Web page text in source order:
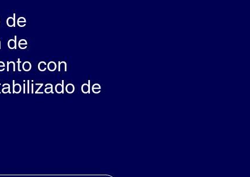
de
de
con
de